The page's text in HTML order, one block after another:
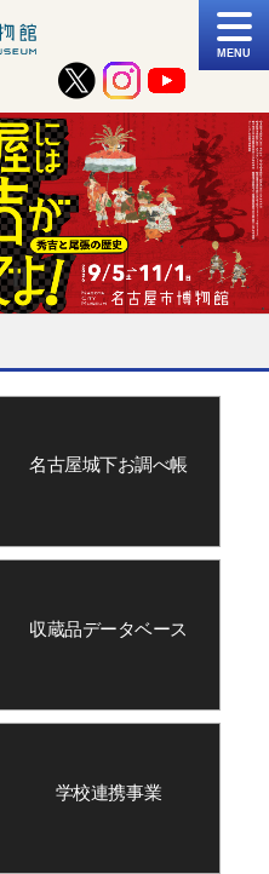
MENU
名古屋城下お調べ帳
収蔵品データベース
学校連携事業